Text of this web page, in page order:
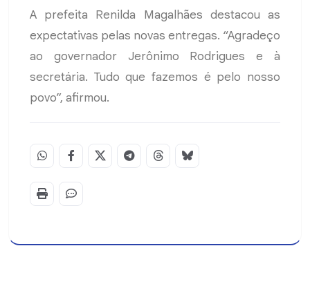
A prefeita Renilda Magalhães destacou as
expectativas pelas novas entregas. “Agradeço
ao governador Jerônimo Rodrigues e à
secretária. Tudo que fazemos é pelo nosso
povo”, afirmou.